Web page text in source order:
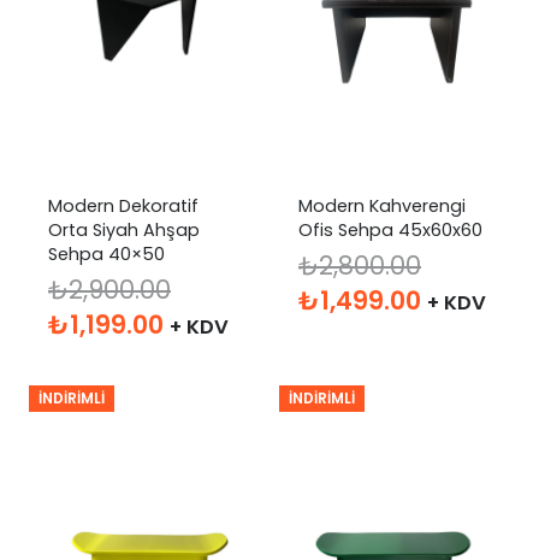
Modern Dekoratif
Orta Siyah Ahşap
Sehpa 40×50
₺2,900.00
Orijinal
₺2,900.00.
₺1,199.00 Şu
+ KDV
Modern Kahverengi
Ofis Sehpa 45x60x60
₺2,800.00
Orijinal
₺1,499.00 Şu
+ KDV
İNDIRIMLI İNDIRIMLI